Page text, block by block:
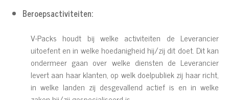
Beroepsactiviteiten:
V-Packs houdt bij welke activiteiten de Leverancier
uitoefent en in welke hoedanigheid hij/zij dit doet. Dit kan
ondermeer gaan over welke diensten de Leverancier
levert aan haar klanten, op welk doelpubliek zij haar richt,
in welke landen zij desgevallend actief is en in welke